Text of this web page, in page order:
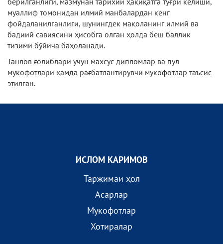
муаллиф томонидан илмий манбалардан кенг
фойдаланилганлиги, шунингдек мақоланинг илмий ва
бадиий савиясини ҳисобга олган ҳолда беш баллик
тизими бўйича баҳоланади.
Танлов ғолиблари учун махсус дипломлар ва пул
мукофотлари ҳамда рағбатлантирувчи мукофотлар таъсис
этилган.
ИСЛОМ КАРИМОВ
Таржимаи ҳол
Асарлар
Мукофотлар
Хотиралар